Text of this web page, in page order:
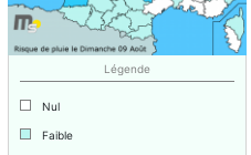
Légende
Nul
Faible